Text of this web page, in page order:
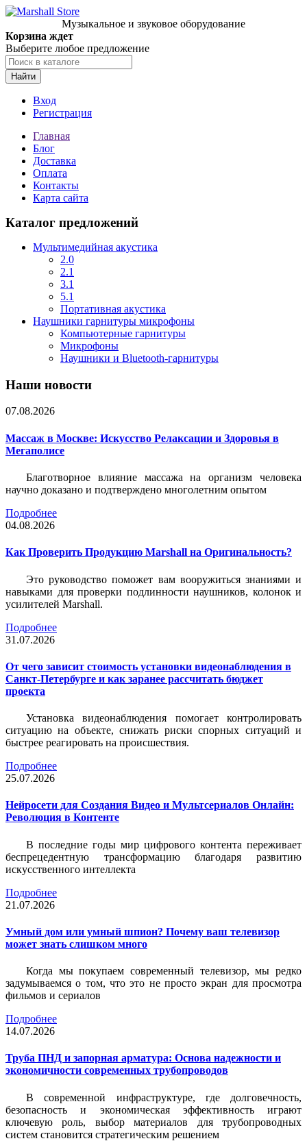
Музыкальное и звуковое оборудование
Корзина ждет
Выберите любое предложение
Найти
Вход
Регистрация
Главная
Блог
Доставка
Оплата
Контакты
Карта сайта
Каталог предложений
Мультимедийная акустика
2.0
2.1
3.1
5.1
Портативная акустика
Наушники гарнитуры микрофоны
Компьютерные гарнитуры
Микрофоны
Наушники и Bluetooth-гарнитуры
Наши новости
07.08.2026
Массаж в Москве: Искусство Релаксации и Здоровья в
Мегаполисе
Благотворное влияние массажа на организм человека
научно доказано и подтверждено многолетним опытом
Подробнее
04.08.2026
Как Проверить Продукцию Marshall на Оригинальность?
Это руководство поможет вам вооружиться знаниями и
навыками для проверки подлинности наушников, колонок и
усилителей Marshall.
Подробнее
31.07.2026
От чего зависит стоимость установки видеонаблюдения в
Санкт-Петербурге и как заранее рассчитать бюджет
проекта
Установка видеонаблюдения помогает контролировать
ситуацию на объекте, снижать риски спорных ситуаций и
быстрее реагировать на происшествия.
Подробнее
25.07.2026
Нейросети для Создания Видео и Мультсериалов Онлайн:
Революция в Контенте
В последние годы мир цифрового контента переживает
беспрецедентную трансформацию благодаря развитию
искусственного интеллекта
Подробнее
21.07.2026
Умный дом или умный шпион? Почему ваш телевизор
может знать слишком много
Когда мы покупаем современный телевизор, мы редко
задумываемся о том, что это не просто экран для просмотра
фильмов и сериалов
Подробнее
14.07.2026
Труба ПНД и запорная арматура: Основа надежности и
экономичности современных трубопроводов
В современной инфраструктуре, где долговечность,
безопасность и экономическая эффективность играют
ключевую роль, выбор материалов для трубопроводных
систем становится стратегическим решением